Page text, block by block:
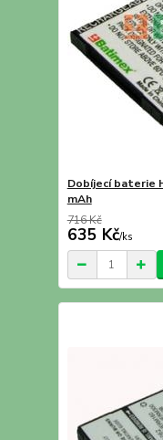
Dobíjecí baterie
mAh
716 Kč
635 Kč/ks